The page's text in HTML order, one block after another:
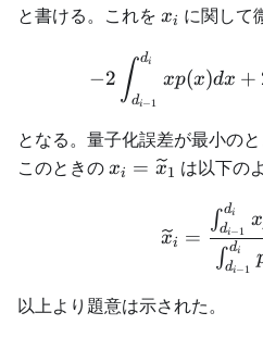
と書ける。これを x_i
xi に関して
−2 ∫di−1
di
xp(x)dx +
となる。量子化誤差が最小の
このときの x_i =
xi = x1 は以下の
xi =
∫di−1
di
∫di−1
di x
以上より題意は示された。